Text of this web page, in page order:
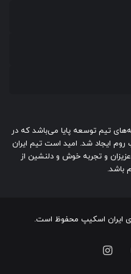
است که تاثیر منفی بر
شروع می‌شود و در بزرگسالی
و حتی از تماشای
می‌شود.
تیم توسعه پایا می‌باشد که در
روم ایجاد شد. امید است تیم ایران
و تجربه خوش و دلنشین از
باشد.
یوتیوب